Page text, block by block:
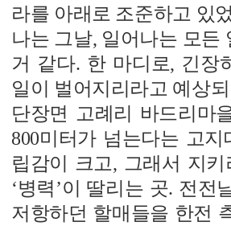
라를 아래로 조준하고 있
나는 그날, 일어나는 모든
거 같다. 한 마디로, 긴장
일이 벌어지리라고 예상
단장면 고례리 바드리마
800미터가 넘는다는 고
립감이 크고, 그래서 지
‘병력’이 딸리는 곳. 전
저항하던 할매들을 한전